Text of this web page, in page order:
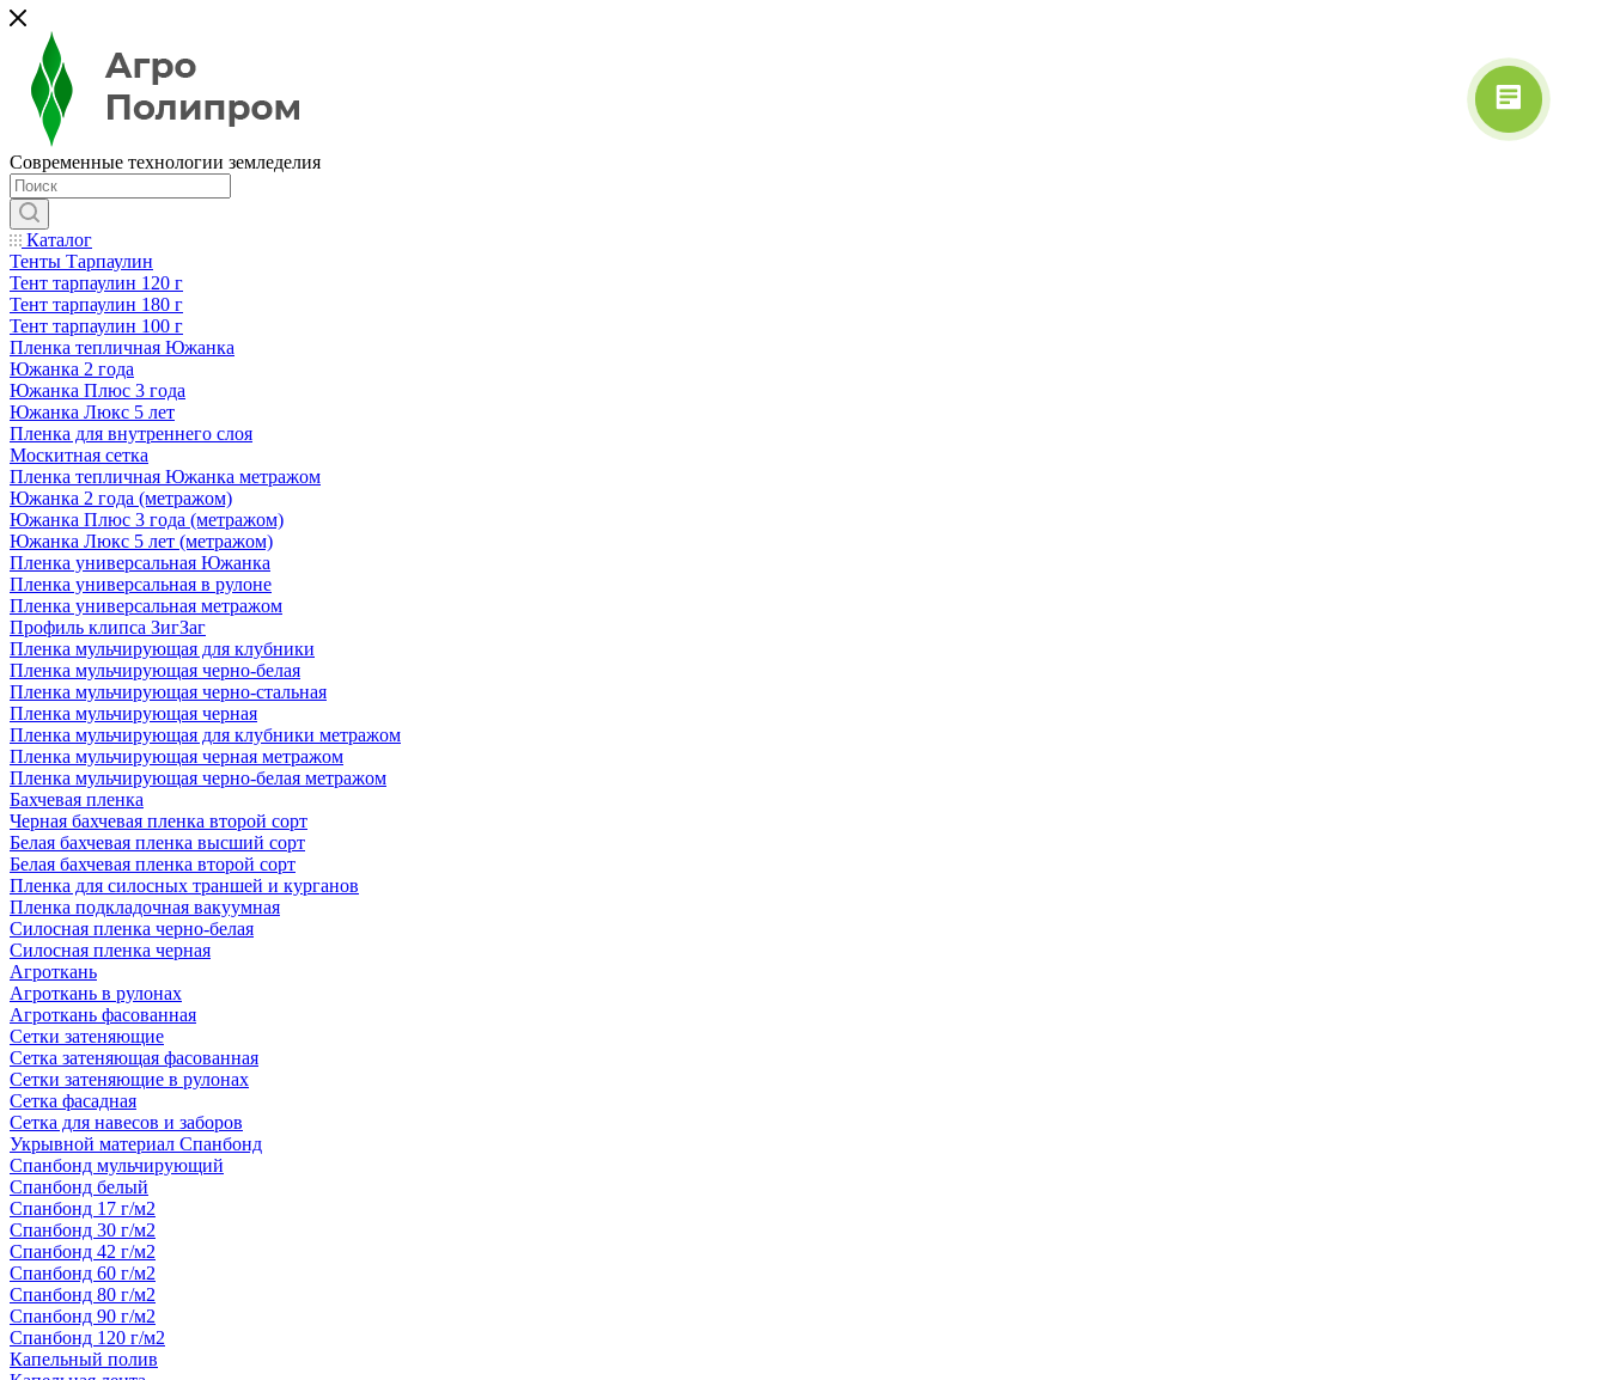
Современные технологии земледелия
Каталог
Тенты Тарпаулин
Тент тарпаулин 120 г
Тент тарпаулин 180 г
Тент тарпаулин 100 г
Пленка тепличная Южанка
Южанка 2 года
Южанка Плюс 3 года
Южанка Люкс 5 лет
Пленка для внутреннего слоя
Москитная сетка
Пленка тепличная Южанка метражом
Южанка 2 года (метражом)
Южанка Плюс 3 года (метражом)
Южанка Люкс 5 лет (метражом)
Пленка универсальная Южанка
Пленка универсальная в рулоне
Пленка универсальная метражом
Профиль клипса ЗигЗаг
Пленка мульчирующая для клубники
Пленка мульчирующая черно-белая
Пленка мульчирующая черно-стальная
Пленка мульчирующая черная
Пленка мульчирующая для клубники метражом
Пленка мульчирующая черная метражом
Пленка мульчирующая черно-белая метражом
Бахчевая пленка
Черная бахчевая пленка второй сорт
Белая бахчевая пленка высший сорт
Белая бахчевая пленка второй сорт
Пленка для силосных траншей и курганов
Пленка подкладочная вакуумная
Силосная пленка черно-белая
Силосная пленка черная
Агроткань
Агроткань в рулонах
Агроткань фасованная
Сетки затеняющие
Сетка затеняющая фасованная
Сетки затеняющие в рулонах
Сетка фасадная
Сетка для навесов и заборов
Укрывной материал Спанбонд
Спанбонд мульчирующий
Спанбонд белый
Спанбонд 17 г/м2
Спанбонд 30 г/м2
Спанбонд 42 г/м2
Спанбонд 60 г/м2
Спанбонд 80 г/м2
Спанбонд 90 г/м2
Спанбонд 120 г/м2
Капельный полив